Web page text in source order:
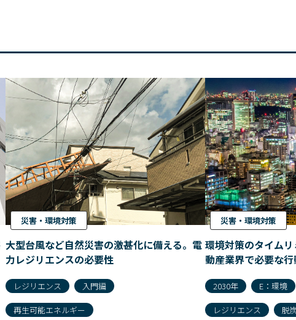
災害・環境対策
大型台風など自然災害の激甚化に備える。電
力レジリエンスの必要性
レジリエンス 入門編
再生可能エネルギー
災害・環境対策
環境対策のタイム
動産業界で必要な行
2030年 E：環境
レジリエンス 脱